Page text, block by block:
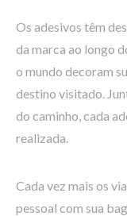
Os adesivos têm
da marca ao longo
o mundo decoram
destino visitado.
do caminho, cada
realizada.
Cada vez mais os
pessoal com sua